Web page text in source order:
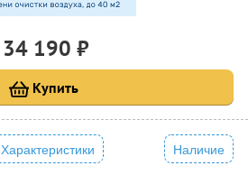
34 190 ₽
Купить
Характеристики Наличие